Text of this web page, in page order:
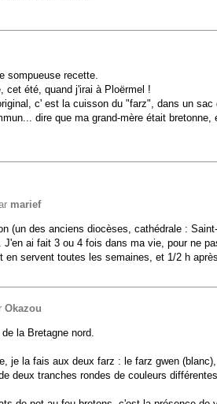
sompueuse recette.
cet été, quand j'irai à Ploërmel !
c' est la cuisson du "farz", dans un
dire que ma grand-mère était bretonne,
marief
(un des anciens diocèses, cathédrale :
ai fait 3 ou 4 fois dans ma vie, pour ne
en servent toutes les semaines, et 1/2 h
Okazou
la Bretagne nord.
je la fais aux deux farz : le farz gwen
deux tranches rondes de couleurs